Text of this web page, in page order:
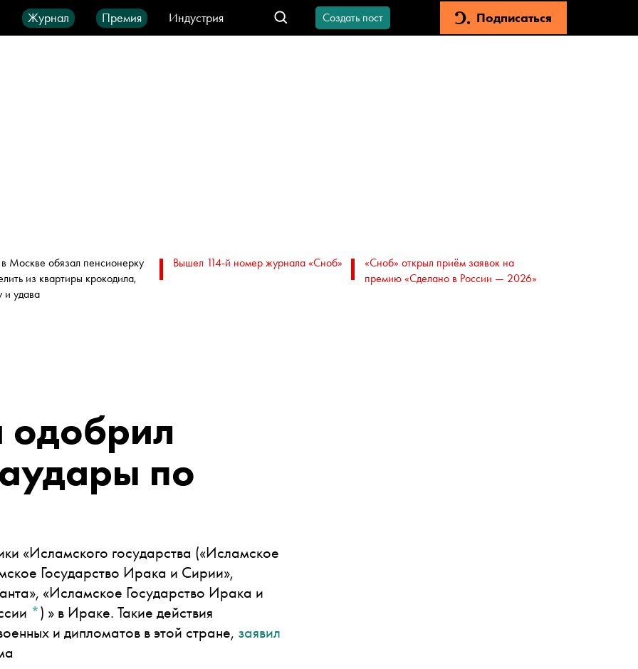
Журнал Премия
Индустрия
Город IT-продукты
Создать пост Подписаться
Москве обязал пенсионерку
из квартиры крокодила,
и удава
Вышел 114-й номер журнала «Сноб»
«Сноб» открыл приём заявок на
премию «Сделано в России — 2026»
по
«Исламского государства («Исламское
Государство Ирака и Сирии»,
«Исламское Государство Ирака и
*) » в Ираке. Такие действия
и дипломатов в этой стране, заявил